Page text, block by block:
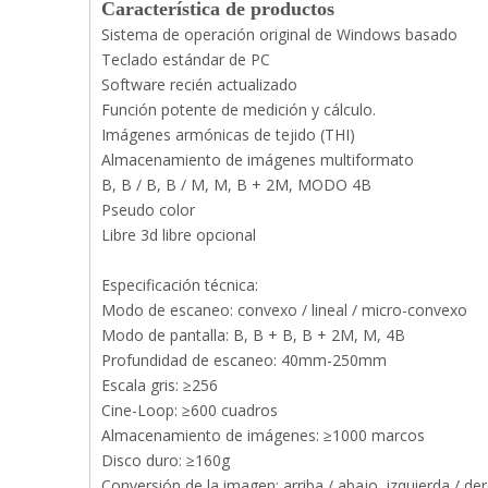
Característica de productos
Sistema de operación original de Windows basado
Teclado estándar de PC
Software recién actualizado
Función potente de medición y cálculo.
Imágenes armónicas de tejido (THI)
Almacenamiento de imágenes multiformato
B, B / B, B / M, M, B + 2M, MODO 4B
Pseudo color
Libre 3d libre opcional
Especificación técnica:
Modo de escaneo: convexo / lineal / micro-convexo
Modo de pantalla: B, B + B, B + 2M, M, 4B
Profundidad de escaneo: 40mm-250mm
Escala gris: ≥256
Cine-Loop: ≥600 cuadros
Almacenamiento de imágenes: ≥1000 marcos
Disco duro: ≥160g